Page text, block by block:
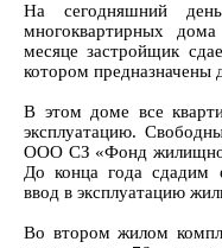
На сегодняшний
многоквартирных
месяце застройщик
котором предназначены
В этом доме все
эксплуатацию.
ООО СЗ «Фонд
До конца года сдадим
ввод в эксплуатацию
Во втором жилом